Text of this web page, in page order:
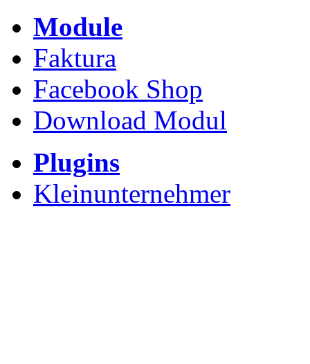
Module
Faktura
Facebook Shop
Download Modul
Plugins
Kleinunternehmer